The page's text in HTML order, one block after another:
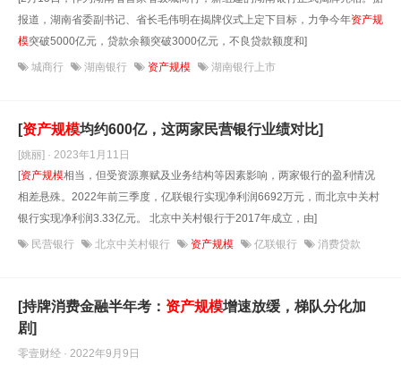
报道，湖南省委副书记、省长毛伟明在揭牌仪式上定下目标，力争今年资产规
模突破5000亿元，贷款余额突破3000亿元，不良贷款额度和]
城商行 湖南银行 资产规模 湖南银行上市
[资产规模均约600亿，这两家民营银行业绩对比]
[姚丽] · 2023年1月11日
[资产规模相当，但受资源禀赋及业务结构等因素影响，两家银行的盈利情况
相差悬殊。2022年前三季度，亿联银行实现净利润6692万元，而北京中关村
银行实现净利润3.33亿元。 北京中关村银行于2017年成立，由]
民营银行 北京中关村银行 资产规模 亿联银行 消费贷款
[持牌消费金融半年考： 资产规模增速放缓，梯队分化加
剧]
零壹财经 · 2022年9月9日